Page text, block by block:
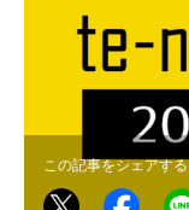
この記事をシェアする